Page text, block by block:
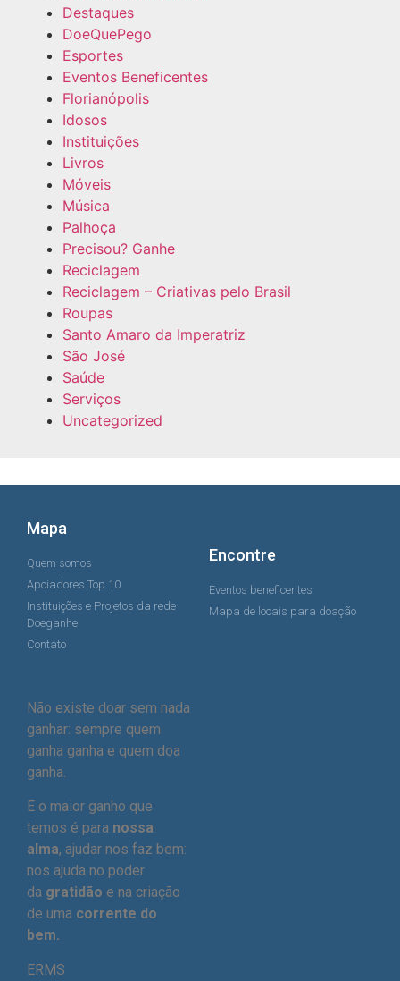
Destaques
DoeQuePego
Esportes
Eventos Beneficentes
Florianópolis
Idosos
Instituições
Livros
Móveis
Música
Palhoça
Precisou? Ganhe
Reciclagem
Reciclagem – Criativas pelo Brasil
Roupas
Santo Amaro da Imperatriz
São José
Saúde
Serviços
Uncategorized
Mapa
Quem somos
Apoiadores Top 10
Instituições e Projetos da rede
Doeganhe
Contato
Encontre
Eventos beneficentes
Mapa de locais para doação
Não existe doar sem nada
ganhar: sempre quem
ganha ganha e quem doa
ganha.
E o maior ganho que
temos é para nossa
alma, ajudar nos faz bem:
nos ajuda no poder
da gratidão e na criação
de uma corrente do
bem.
ERMS